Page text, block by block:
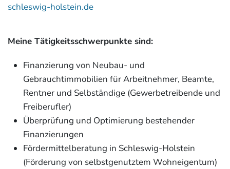
schleswig-holstein.de
Meine Tätigkeitsschwerpunkte sind:
Finanzierung von Neubau- und
Gebrauchtimmobilien für Arbeitnehmer, Beamte,
Rentner und Selbständige (Gewerbetreibende und
Freiberufler)
Überprüfung und Optimierung bestehender
Finanzierungen
Fördermittelberatung in Schleswig-Holstein
(Förderung von selbstgenutztem Wohneigentum)